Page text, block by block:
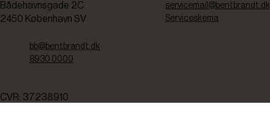
Bådehavnsgade 2C
2450 København SV
bb@bentbrandt.dk
8930 0000
CVR: 37238910
servicemail@bentbrandt.dk
Serviceskema